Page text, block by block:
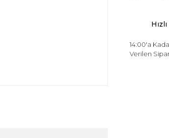
14:00'a
Verilen